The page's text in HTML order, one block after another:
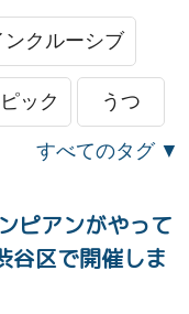
すべてのタグ
ンクルーシブ
ック うつ
さみしい
パパゲーノ
ピアンがやって
谷区で開催しま